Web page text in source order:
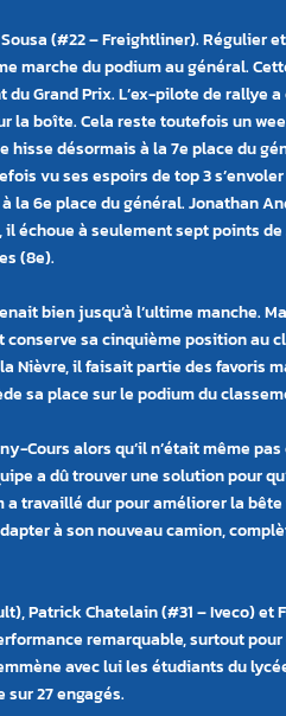
Sousa(#22 – Freightliner). Régulier
marche du podium au général.
Grand Prix. L’ex-pilote de rallye
la boîte. Cela reste toutefois un
hisse désormais à la 7e place du
vu ses espoirs de top 3 s’
la 6e place du général. Jonathan
échoue à seulement sept points
(8e).
bien jusqu’à l’ultime manche.
sa cinquième position au
Nièvre, il faisait partie des favoris
sa place sur le podium du
Cours alors qu’il n’était même
a dû trouver une solution pour
travaillé dur pour améliorer la
à son nouveau camion,
Patrick Chatelain (#31 – Iveco) et
remarquable, surtout
avec lui les étudiants du
27 engagés.